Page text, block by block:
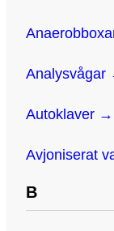
Analysvågar
Autoklaver →
Avjoniserat
B